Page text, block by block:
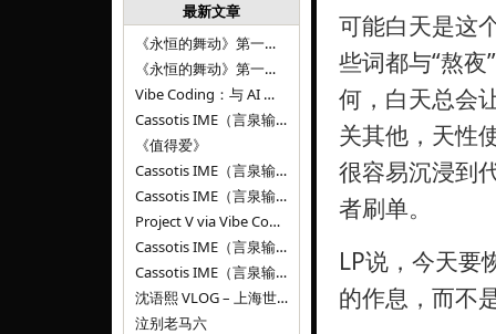
最新文章
《永恒的舞动》第一百二十八章
《永恒的舞动》第一百二十七章
Vibe Coding：与 AI 并肩进步——言泉输入法 v0.4.1
Cassotis IME（言泉输入法）v0.3.1
《值得爱》
Cassotis IME（言泉输入法）v0.2.0
Cassotis IME（言泉输入法）v0.1.0
Project V via Vibe Coding
Cassotis IME（言泉输入法）阶段二
Cassotis IME（言泉输入法）
沈语熙 VLOG – 上海世博文化公园双子山
泣别老马六
可能白天是这
些词都与“熬
何，白天总会
关其他，天性
很容易沉浸到
者刷单。
LP说，今天要
的作息，而不